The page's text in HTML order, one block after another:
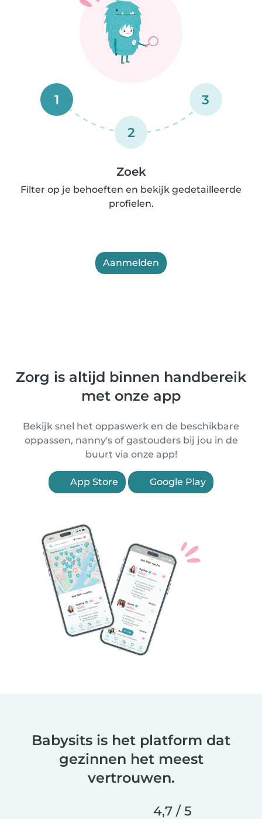
1
2
3
Zoek
Filter op je behoeften en bekijk gedetailleerde
profielen.
Aanmelden
Zorg is altijd binnen handbereik
met onze app
Bekijk snel het oppaswerk en de beschikbare
oppassen, nanny's of gastouders bij jou in de
buurt via onze app!
App Store Google Play
Babysits is het platform dat
gezinnen het meest
vertrouwen.
4,7 / 5